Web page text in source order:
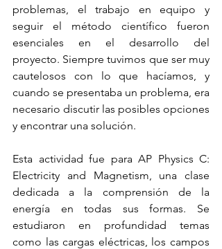
problemas, el trabajo en equipo y
seguir el método científico fueron
esenciales en el desarrollo del
proyecto. Siempre tuvimos que ser muy
cautelosos con lo que hacíamos, y
cuando se presentaba un problema, era
necesario discutir las posibles opciones
y encontrar una solución.
Esta actividad fue para AP Physics C:
Electricity and Magnetism, una clase
dedicada a la comprensión de la
energía en todas sus formas. Se
estudiaron en profundidad temas
como las cargas eléctricas, los campos